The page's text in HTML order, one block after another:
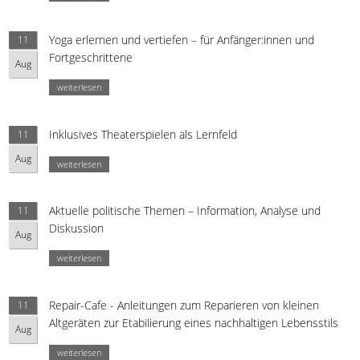
11
Aug
Yoga erlernen und vertiefen – für Anfänger:innen und
Fortgeschrittene
weiterlesen
11
Aug
Inklusives Theaterspielen als Lernfeld
weiterlesen
11
Aug
Aktuelle politische Themen – Information, Analyse und
Diskussion
weiterlesen
11
Aug
Repair-Cafe - Anleitungen zum Reparieren von kleinen
Altgeräten zur Etabilierung eines nachhaltigen Lebensstils
weiterlesen